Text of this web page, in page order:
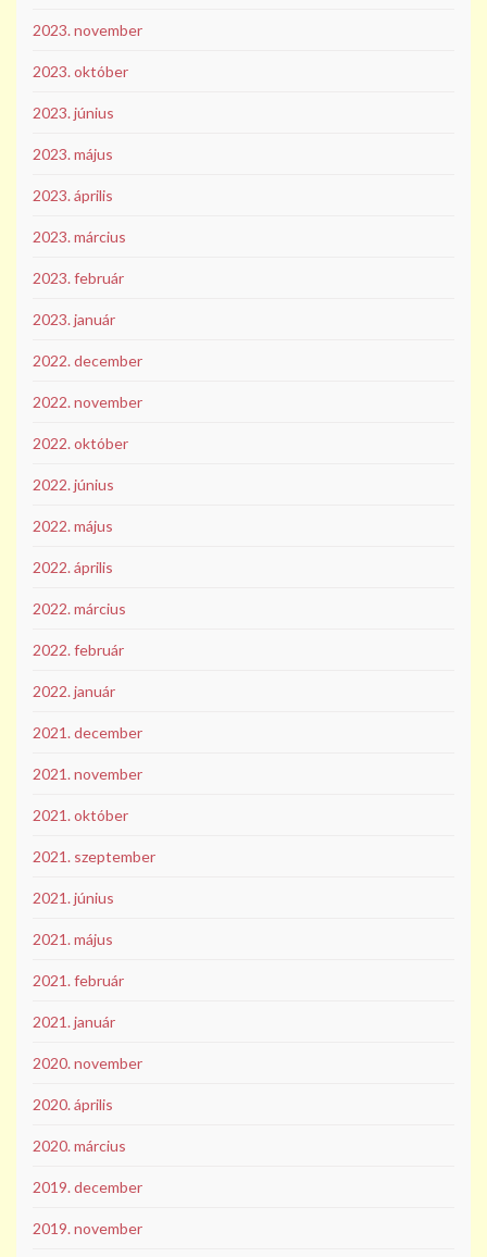
2023. november
2023. október
2023. június
2023. május
2023. április
2023. március
2023. február
2023. január
2022. december
2022. november
2022. október
2022. június
2022. május
2022. április
2022. március
2022. február
2022. január
2021. december
2021. november
2021. október
2021. szeptember
2021. június
2021. május
2021. február
2021. január
2020. november
2020. április
2020. március
2019. december
2019. november